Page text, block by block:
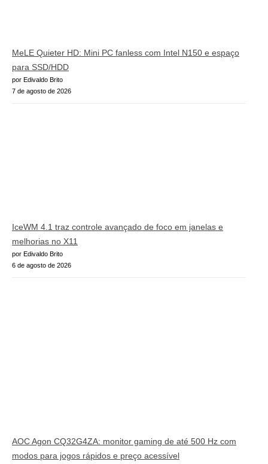
MeLE Quieter HD: Mini PC fanless com Intel N150 e espaço
para SSD/HDD
por Edivaldo Brito
7 de agosto de 2026
IceWM 4.1 traz controle avançado de foco em janelas e
melhorias no X11
por Edivaldo Brito
6 de agosto de 2026
AOC Agon CQ32G4ZA: monitor gaming de até 500 Hz com
modos para jogos rápidos e preço acessível